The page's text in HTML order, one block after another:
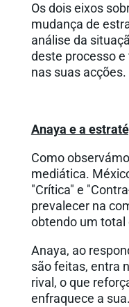
Os dois eixos
mudança de
análise da
deste processo
nas suas acções.
Anaya e a
Como
mediática.
"Crítica" e
prevalecer na
obtendo um total
Anaya, ao
são feitas, entra
rival, o que
enfraquece a sua.